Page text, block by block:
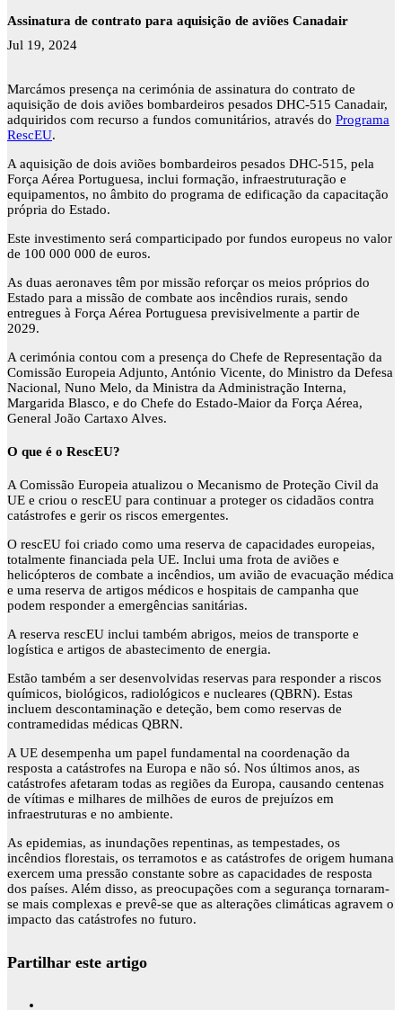
Assinatura de contrato para aquisição de aviões Canadair
Jul 19, 2024
Marcámos presença na cerimónia de assinatura do contrato de
aquisição de dois aviões bombardeiros pesados DHC-515 Canadair,
adquiridos com recurso a fundos comunitários, através do Programa
RescEU.
A aquisição de dois aviões bombardeiros pesados DHC-515, pela
Força Aérea Portuguesa, inclui formação, infraestruturação e
equipamentos, no âmbito do programa de edificação da capacitação
própria do Estado.
Este investimento será comparticipado por fundos europeus no valor
de 100 000 000 de euros.
As duas aeronaves têm por missão reforçar os meios próprios do
Estado para a missão de combate aos incêndios rurais, sendo
entregues à Força Aérea Portuguesa previsivelmente a partir de
2029.
A cerimónia contou com a presença do Chefe de Representação da
Comissão Europeia Adjunto, António Vicente, do Ministro da Defesa
Nacional, Nuno Melo, da Ministra da Administração Interna,
Margarida Blasco, e do Chefe do Estado-Maior da Força Aérea,
General João Cartaxo Alves.
O que é o RescEU?
A Comissão Europeia atualizou o Mecanismo de Proteção Civil da
UE e criou o rescEU para continuar a proteger os cidadãos contra
catástrofes e gerir os riscos emergentes.
O rescEU foi criado como uma reserva de capacidades europeias,
totalmente financiada pela UE. Inclui uma frota de aviões e
helicópteros de combate a incêndios, um avião de evacuação médica
e uma reserva de artigos médicos e hospitais de campanha que
podem responder a emergências sanitárias.
A reserva rescEU inclui também abrigos, meios de transporte e
logística e artigos de abastecimento de energia.
Estão também a ser desenvolvidas reservas para responder a riscos
químicos, biológicos, radiológicos e nucleares (QBRN). Estas
incluem descontaminação e deteção, bem como reservas de
contramedidas médicas QBRN.
A UE desempenha um papel fundamental na coordenação da
resposta a catástrofes na Europa e não só. Nos últimos anos, as
catástrofes afetaram todas as regiões da Europa, causando centenas
de vítimas e milhares de milhões de euros de prejuízos em
infraestruturas e no ambiente.
As epidemias, as inundações repentinas, as tempestades, os
incêndios florestais, os terramotos e as catástrofes de origem humana
exercem uma pressão constante sobre as capacidades de resposta
dos países. Além disso, as preocupações com a segurança tornaram-
se mais complexas e prevê-se que as alterações climáticas agravem o
impacto das catástrofes no futuro.
Partilhar este artigo